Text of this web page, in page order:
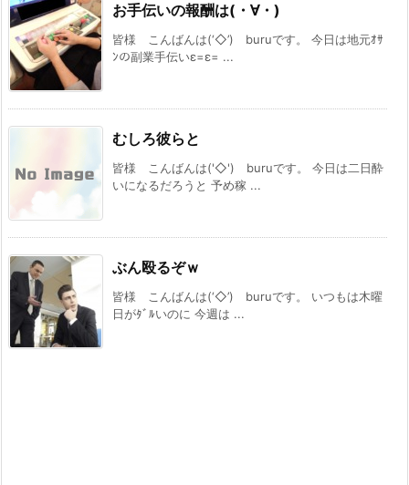
お手伝いの報酬は(・∀・)
皆様 こんばんは(‘◇’)ゞburuです。 今日は地元ｵｻ
ﾝの副業手伝いε=ε= ...
むしろ彼らと
皆様 こんばんは('◇')ゞburuです。 今日は二日酔
いになるだろうと 予め稼 ...
ぶん殴るぞｗ
皆様 こんばんは(‘◇’)ゞburuです。 いつもは木曜
日がﾀﾞﾙいのに 今週は ...